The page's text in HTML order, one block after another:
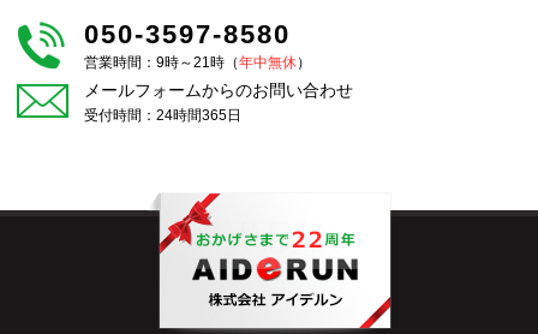
050-3597-8580
営業時間：9時～21時（年中無休）
メールフォームからのお問い合わせ
受付時間：24時間365日